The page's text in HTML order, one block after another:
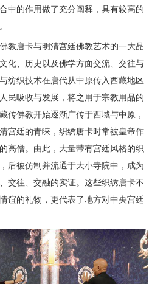
中的作用做了充分阐释，具有较高的
教唐卡与明清宫廷佛教艺术的一大品
化、历史以及佛学方面交流、交往与
纺织技术在唐代从中原传入西藏地区
民吸收与发展，将之用于宗教用品的
传佛教开始逐渐广传于西域与中原，
宫廷的青睐，织绣唐卡时常被皇帝作
高僧。由此，大量带有宫廷风格的织
后被仿制并流通于大小寺院中，成为
交往、交融的实证。这些织绣唐卡不
谊的礼物，更代表了地方对中央宫廷